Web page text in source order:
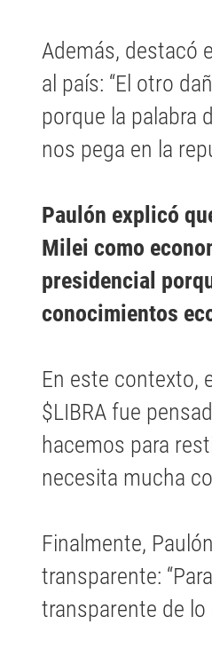
Además, destacó
al país: “El otro
porque la palabra
nos pega en la
Paulón explicó
Milei como
presidencial
conocimientos
En este contexto,
$LIBRA fue
hacemos para
necesita mucha
Finalmente,
transparente:
transparente de lo